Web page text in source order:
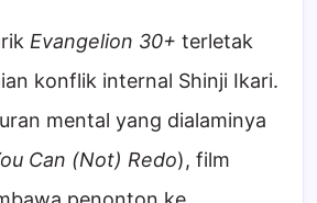
Evangelion 30+ terletak
konflik internal Shinji Ikari.
mental yang dialaminya
Can (Not) Redo), film